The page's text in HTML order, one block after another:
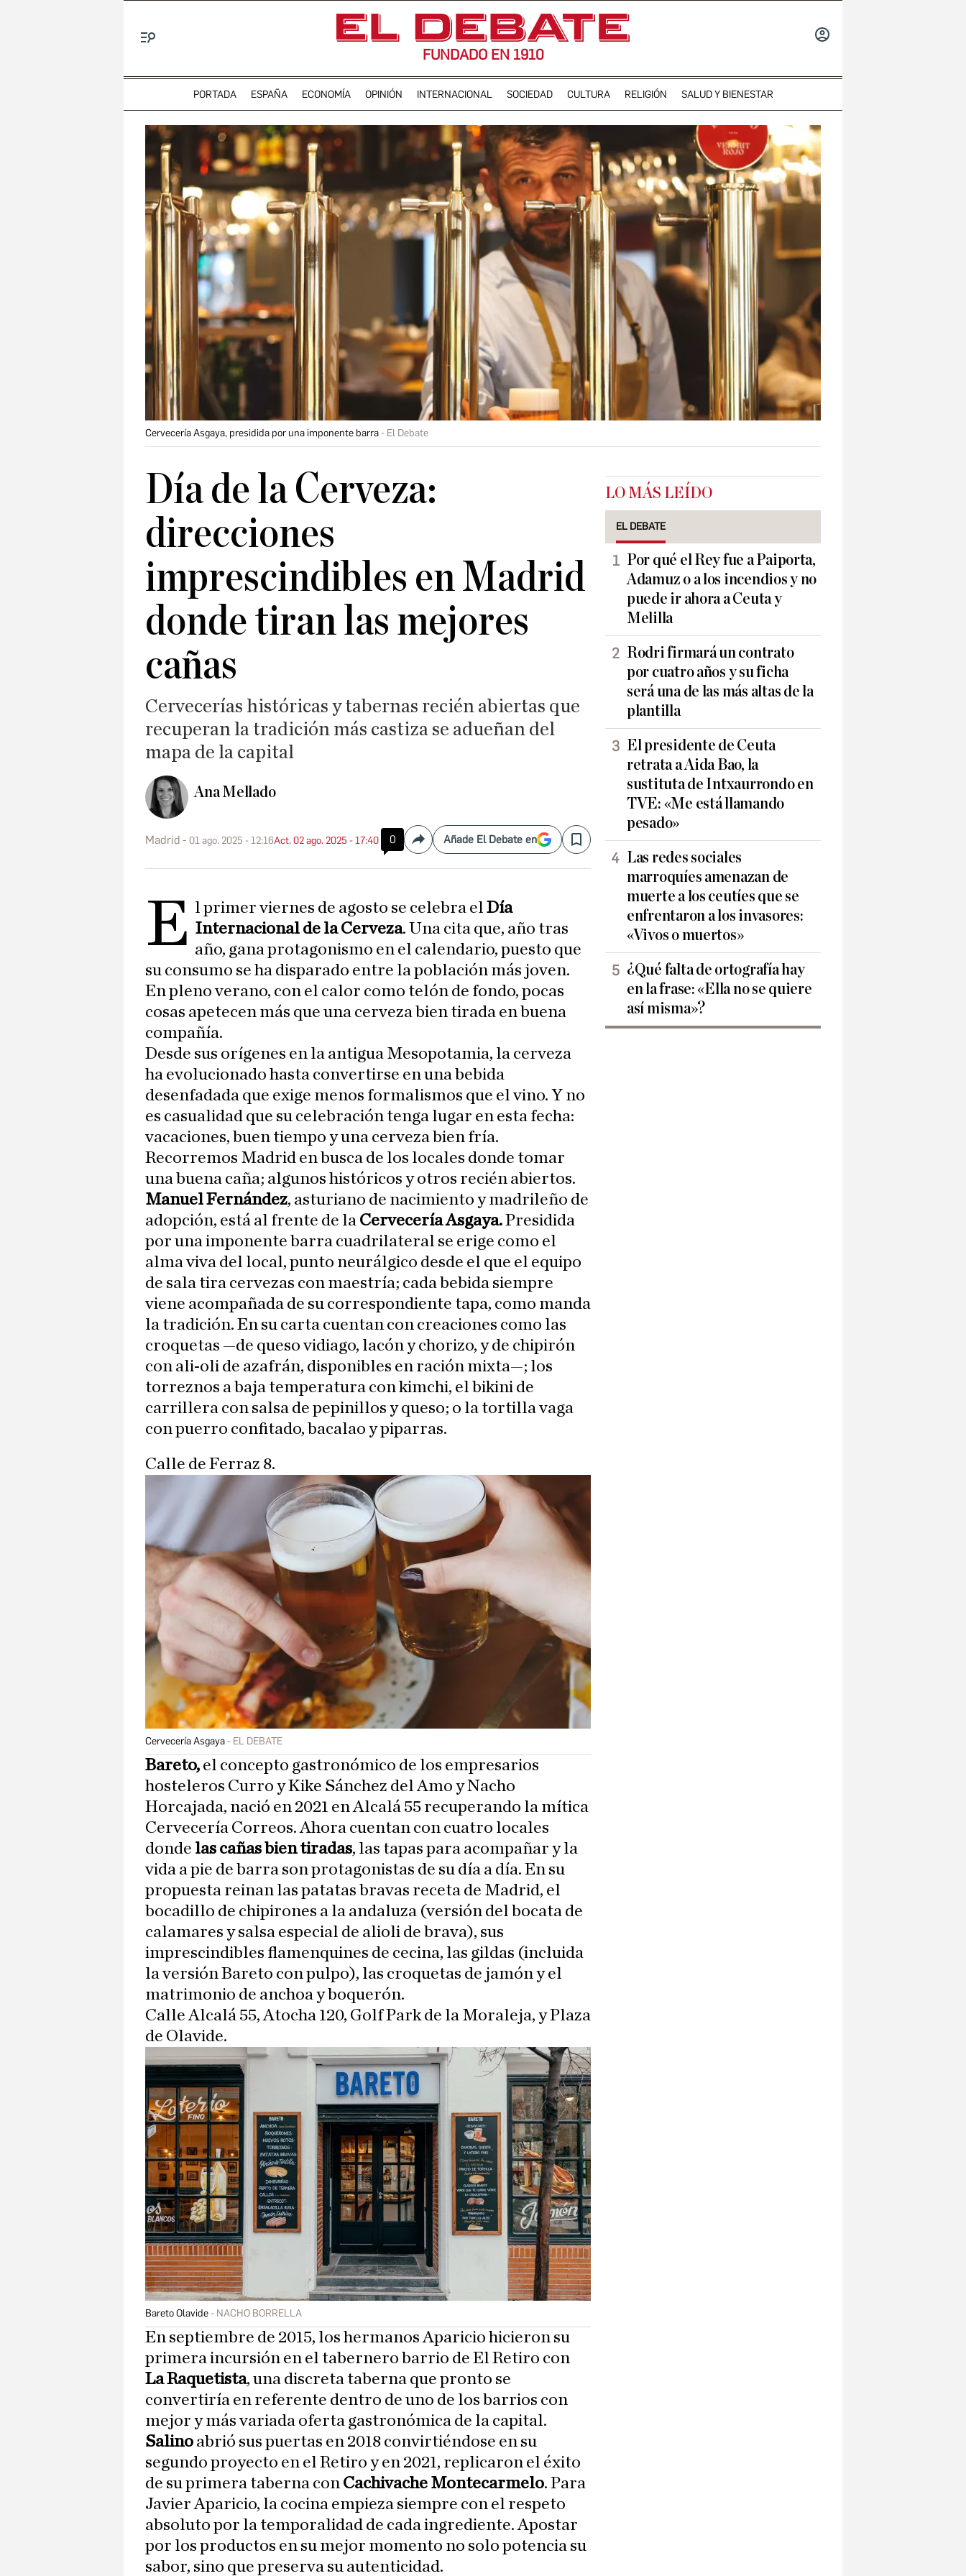
FUNDADO EN 1910
PORTADA ESPAÑA ECONOMÍA OPINIÓN INTERNACIONAL SOCIEDAD CULTURA RELIGIÓN SALUD Y BIENESTAR
Cervecería Asgaya, presidida por una imponente barra El Debate
Día de la Cerveza:
direcciones
imprescindibles en Madrid
donde tiran las mejores
cañas
Cervecerías históricas y tabernas recién abiertas que
recuperan la tradición más castiza se adueñan del
mapa de la capital
Ana Mellado
Madrid 01 ago. 2025 - 12:16Act. 02 ago. 2025 - 17:40 0 CompartirAñade El Debate en Save
E l primer viernes de agosto se celebra elDía
Internacional de la Cerveza. Una cita que, año tras
año, gana protagonismo en el calendario, puesto que
su consumo se ha disparado entre la población más joven.
En pleno verano, con el calor como telón de fondo, pocas
cosas apetecen más que una cerveza bien tirada en buena
compañía.
Desde sus orígenes en la antigua Mesopotamia, la cerveza
ha evolucionado hasta convertirse en una bebida
desenfadada que exige menos formalismos que el vino. Y no
es casualidad que su celebración tenga lugar en esta fecha:
vacaciones, buen tiempo y una cerveza bien fría.
Recorremos Madrid en busca de los locales donde tomar
una buena caña; algunos históricos y otros recién abiertos.
Manuel Fernández, asturiano de nacimiento y madrileño de
adopción, está al frente de la Cervecería Asgaya.Presidida
por una imponente barra cuadrilateral se erige como el
alma viva del local, punto neurálgico desde el que el equipo
de sala tira cervezas con maestría; cada bebida siempre
viene acompañada de su correspondiente tapa, como manda
la tradición. En su carta cuentan con creaciones como las
croquetas —de queso vidiago, lacón y chorizo, y de chipirón
con ali-oli de azafrán, disponibles en ración mixta—; los
torreznos a baja temperatura con kimchi, el bikini de
carrillera con salsa de pepinillos y queso; o la tortilla vaga
con puerro confitado, bacalao y piparras.
Calle de Ferraz 8.
Cervecería Asgaya EL DEBATE
Bareto, el concepto gastronómico de los empresarios
hosteleros Curro y Kike Sánchez del Amo y Nacho
Horcajada, nació en 2021 en Alcalá 55 recuperando la mítica
Cervecería Correos. Ahora cuentan con cuatro locales
donde las cañas bien tiradas, las tapas para acompañar y la
vida a pie de barra son protagonistas de su día a día. En su
propuesta reinan las patatas bravas receta de Madrid, el
bocadillo de chipirones a la andaluza (versión del bocata de
calamares y salsa especial de alioli de brava), sus
imprescindibles flamenquines de cecina, las gildas (incluida
la versión Bareto con pulpo), las croquetas de jamón y el
matrimonio de anchoa y boquerón.
Calle Alcalá 55, Atocha 120, Golf Park de la Moraleja, y Plaza
de Olavide.
Bareto Olavide NACHO BORRELLA
En septiembre de 2015, los hermanos Aparicio hicieron su
primera incursión en el tabernero barrio de El Retiro con
La Raquetista, una discreta taberna que pronto se
convertiría en referente dentro de uno de los barrios con
mejor y más variada oferta gastronómica de la capital.
Salino abrió sus puertas en 2018 convirtiéndose en su
segundo proyecto en el Retiro y en 2021, replicaron el éxito
de su primera taberna con Cachivache Montecarmelo. Para
Javier Aparicio, la cocina empieza siempre con el respeto
absoluto por la temporalidad de cada ingrediente. Apostar
por los productos en su mejor momento no solo potencia su
sabor, sino que preserva su autenticidad.
LO MÁS LEÍDO
EL DEBATE
Por qué el Rey fue a Paiporta,
Adamuz o a los incendios y no
puede ir ahora a Ceuta y
Melilla
Rodri firmará un contrato
por cuatro años y su ficha
será una de las más altas de la
plantilla
El presidente de Ceuta
retrata a Aida Bao, la
sustituta de Intxaurrondo en
TVE: «Me está llamando
pesado»
Las redes sociales
marroquíes amenazan de
muerte a los ceutíes que se
enfrentaron a los invasores:
«Vivos o muertos»
¿Qué falta de ortografía hay
en la frase: «Ella no se quiere
así misma»?